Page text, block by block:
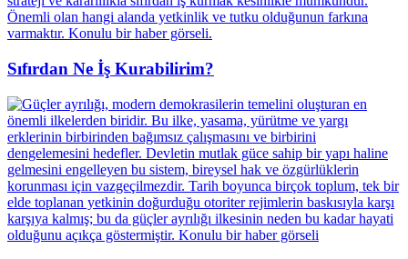
Sıfırdan Ne İş Kurabilirim?